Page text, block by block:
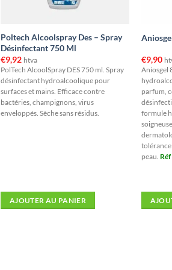
Poltech Alcoolspray Des – Spray
Désinfectant 750 Ml
€9,92 htva
PolTech AlcoolSpray DES 750 ml. Spray
désinfectant hydroalcoolique pour
surfaces et mains. Efficace contre
bactéries, champignons, virus
enveloppés. Sèche sans résidus.
AJOUTER AU PANIER
€9,90
Aniosgel
parfum,
formule
tolérance
peau.